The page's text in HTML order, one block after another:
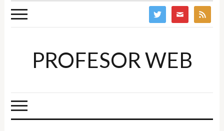
twitter mail feed
PROFESOR WEB